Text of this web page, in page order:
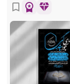
diamond
workspace_premium
bookmark_border